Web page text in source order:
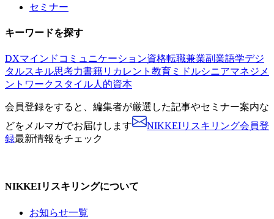
セミナー
キーワードを探す
DXマインド コミュニケーション資格転職兼業副業語学デジ
タルスキル思考力書籍リカレント教育 ミドルシニアマネジメ
ント ワークスタイル人的資本
会員登録をすると、 編集者が厳選した記事やセミナー案内な
どをメルマガでお届けします
NIKKEIリスキリング会員登
録最新情報をチェック
NIKKEIリスキリングについて
お知らせ一覧